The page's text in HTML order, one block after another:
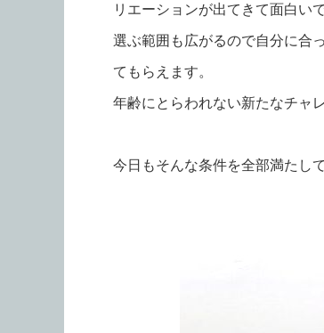
リエーションが出てきて面白いで
選ぶ範囲も広がるので自分に合
てもらえます。
年齢にとらわれない新たなチャ
今日もそんな条件を全部満たし